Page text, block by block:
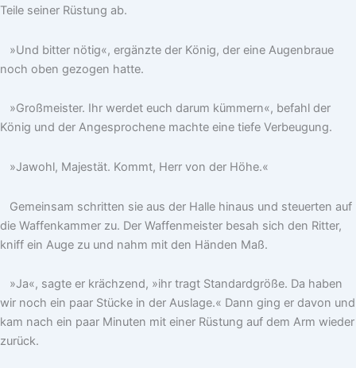
Teile seiner Rüstung ab.
»Und bitter nötig«, ergänzte der König, der eine Augenbraue
noch oben gezogen hatte.
»Großmeister. Ihr werdet euch darum kümmern«, befahl der
König und der Angesprochene machte eine tiefe Verbeugung.
»Jawohl, Majestät. Kommt, Herr von der Höhe.«
Gemeinsam schritten sie aus der Halle hinaus und steuerten auf
die Waffenkammer zu. Der Waffenmeister besah sich den Ritter,
kniff ein Auge zu und nahm mit den Händen Maß.
»Ja«, sagte er krächzend, »ihr tragt Standardgröße. Da haben
wir noch ein paar Stücke in der Auslage.« Dann ging er davon und
kam nach ein paar Minuten mit einer Rüstung auf dem Arm wieder
zurück.